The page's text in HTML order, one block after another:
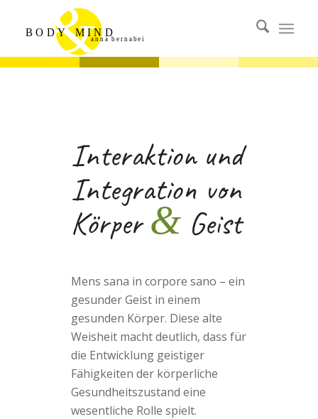
&
MIND
BODY
anna bernabei
Interaktion und
Integration von
Körper& Geist
Mens sana in corpore sano – ein
gesunder Geist in einem
gesunden Körper. Diese alte
Weisheit macht deutlich, dass für
die Entwicklung geistiger
Fähigkeiten der körperliche
Gesundheitszustand eine
wesentliche Rolle spielt.